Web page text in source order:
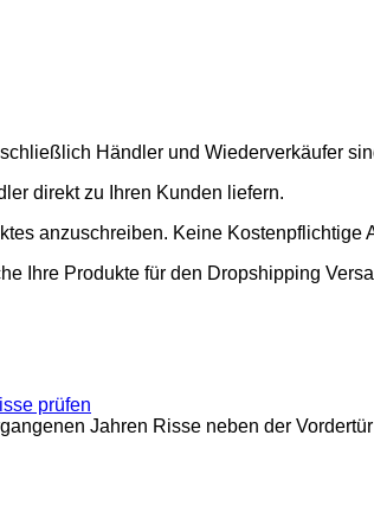
Händler und Wiederverkäufer
direkt zu Ihren Kunden liefern.
anzuschreiben. Keine Kostenpflichtige
Ihre Produkte für den Dropshipping
prüfen
Jahren Risse neben der